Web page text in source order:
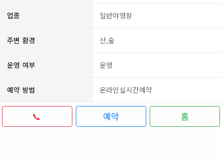
업종 일반야영장
주변 환경 산,숲
운영 여부 운영
예약 방법 온라인실시간예약
📞 예약 홈